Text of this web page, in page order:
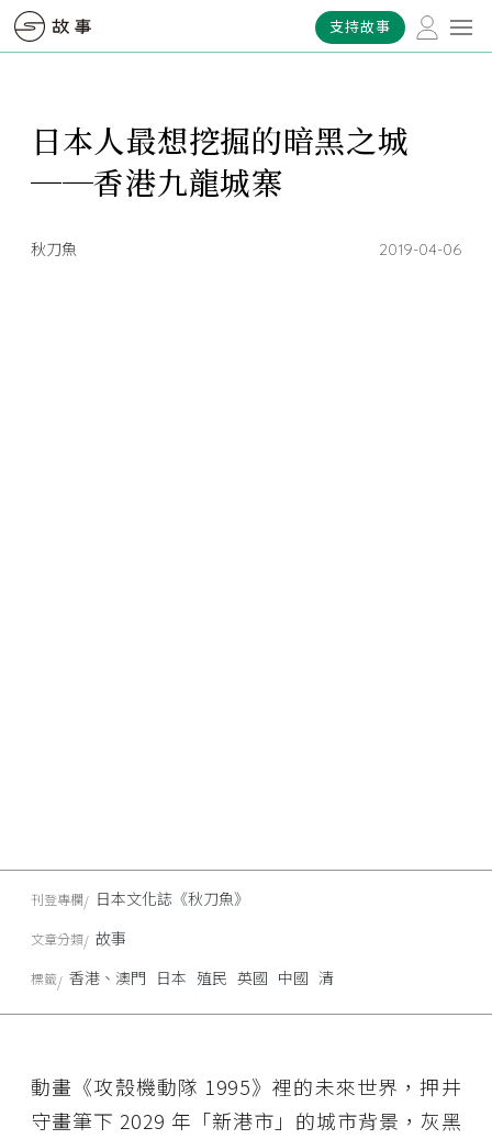
支持故事
日本人最想挖掘的暗黑之城
──香港九龍城寨
秋刀魚 2019-04-06
動畫《攻殼機動隊 1995》裡的未來世界，押井
守畫筆下 2029 年「新港市」的城市背景，灰黑
刊登專欄 日本文化誌《秋刀魚》
文章分類 故事
標籤 香港、澳門 日本 殖民 英國 中國 清